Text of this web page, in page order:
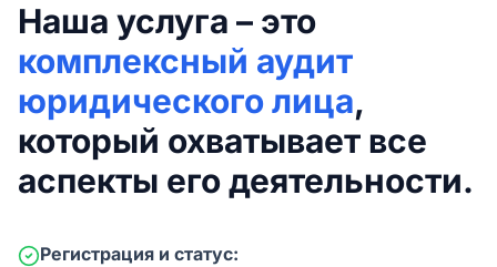
Наша услуга – это
комплексный аудит
юридического лица,
который охватывает все
аспекты его деятельности.
Регистрация и статус: